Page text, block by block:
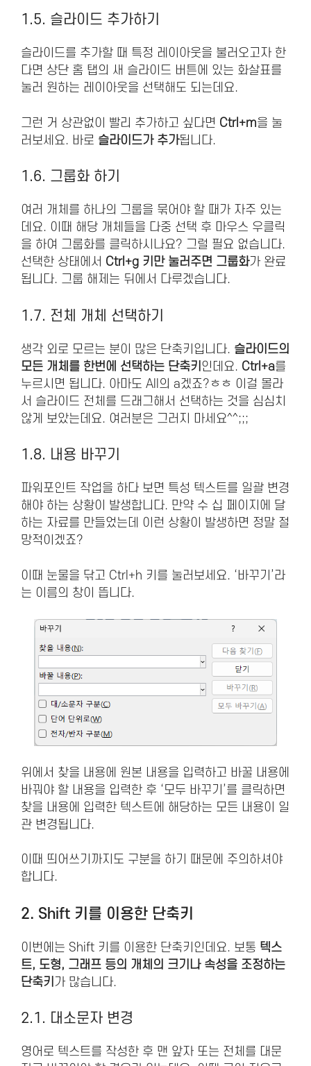
1.5. 슬라이드 추가하기
슬라이드를 추가할 때 특정 레이아웃을 불러오고자 한
다면 상단 홈 탭의 새 슬라이드 버튼에 있는 화살표를
눌러 원하는 레이아웃을 선택해도 되는데요.
그런 거 상관없이 빨리 추가하고 싶다면 Ctrl+m을 눌
러보세요. 바로 슬라이드가 추가됩니다.
1.6. 그룹화 하기
여러 개체를 하나의 그룹을 묶어야 할 때가 자주 있는
데요. 이때 해당 개체들을 다중 선택 후 마우스 우클릭
을 하여 그룹화를 클릭하시나요? 그럴 필요 없습니다.
선택한 상태에서 Ctrl+g 키만 눌러주면 그룹화가 완료
됩니다. 그룹 해제는 뒤에서 다루겠습니다.
1.7. 전체 개체 선택하기
생각 외로 모르는 분이 많은 단축키입니다. 슬라이드의
모든 개체를 한번에 선택하는 단축키 인데요. Ctrl+a를
누르시면 됩니다. 아마도 All의 a겠죠?ㅎㅎ 이걸 몰라
서 슬라이드 전체를 드래그해서 선택하는 것을 심심치
않게 보았는데요. 여러분은 그러지 마세요^^;;;
1.8. 내용 바꾸기
파워포인트 작업을 하다 보면 특성 텍스트를 일괄 변경
해야 하는 상황이 발생합니다. 만약 수 십 페이지에 달
하는 자료를 만들었는데 이런 상황이 발생하면 정말 절
망적이겠죠?
이때 눈물을 닦고 Ctrl+h 키를 눌러보세요. ‘바꾸기’라
는 이름의 창이 뜹니다.
위에서 찾을 내용에 원본 내용을 입력하고 바꿀 내용에
바꿔야 할 내용을 입력한 후 ‘모두 바꾸기’를 클릭하면
찾을 내용에 입력한 텍스트에 해당하는 모든 내용이 일
관 변경됩니다.
이때 띄어쓰기까지도 구분을 하기 때문에 주의하셔야
합니다.
2. Shift 키를 이용한 단축키
이번에는 Shift 키를 이용한 단축키인데요. 보통 텍스
트, 도형, 그래프 등의 개체의 크기나 속성을 조정하는
단축키 가 많습니다.
2.1. 대소문자 변경
영어로 텍스트를 작성한 후 맨 앞자 또는 전체를 대문